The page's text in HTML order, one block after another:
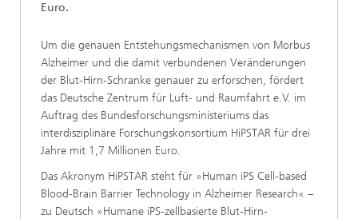
Euro.
Um die genauen Entstehungsmechanismen von Morbus
Alzheimer und die damit verbundenen Veränderungen
der Blut-Hirn-Schranke genauer zu erforschen, fördert
das Deutsche Zentrum für Luft- und Raumfahrt e.V. im
Auftrag des Bundesforschungsministeriums das
interdisziplinäre Forschungskonsortium HiPSTAR für drei
Jahre mit 1,7 Millionen Euro.
Das Akronym HiPSTAR steht für »Human iPS Cell-based
Blood-Brain Barrier Technology in Alzheimer Research« –
zu Deutsch »Humane iPS-zellbasierte Blut-Hirn-